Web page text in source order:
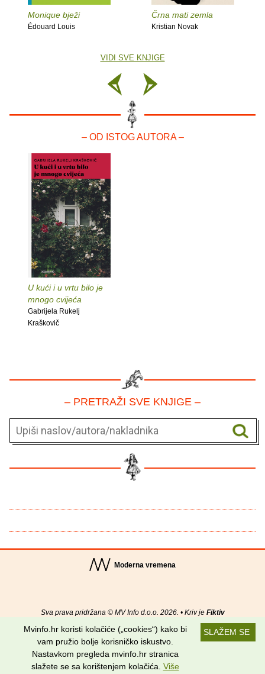
Monique bježi
Édouard Louis
Črna mati zemla
Kristian Novak
VIDI SVE KNJIGE
– OD ISTOG AUTORA –
U kući i u vrtu bilo je
mnogo cvijeća
Gabrijela Rukelj
Kraškovič
– PRETRAŽI SVE KNJIGE –
Moderna vremena
Sva prava pridržana © MV Info d.o.o. 2026. • Kriv je Fiktiv
Uvjeti korištenja RSS kanali
Potraži nas na:
SLAŽEM SE
Mvinfo.hr koristi kolačiće („cookies“) kako bi
vam pružio bolje korisničko iskustvo.
Nastavkom pregleda mvinfo.hr stranica
slažete se sa korištenjem kolačića. Više